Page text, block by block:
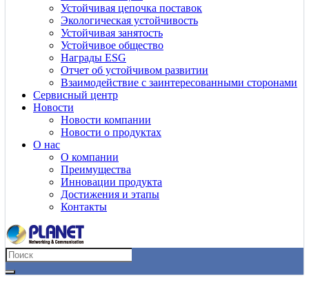
Устойчивая цепочка поставок
Экологическая устойчивость
Устойчивая занятость
Устойчивое общество
Награды ESG
Отчет об устойчивом развитии
Взаимодействие с заинтересованными сторонами
Сервисный центр
Новости
Новости компании
Новости о продуктах
О нас
О компании
Преимущества
Инновации продукта
Достижения и этапы
Контакты